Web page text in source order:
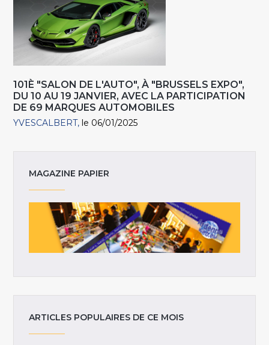
101È "SALON DE L'AUTO", À "BRUSSELS EXPO",
DU 10 AU 19 JANVIER, AVEC LA PARTICIPATION
DE 69 MARQUES AUTOMOBILES
YVESCALBERT le 06/01/2025
MAGAZINE PAPIER
ARTICLES POPULAIRES DE CE MOIS